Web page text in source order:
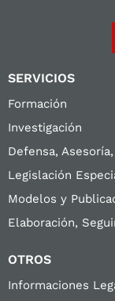
SERVICIOS
Formación
Investigación
Defensa,
Legislación
Modelos y
Elaboración,
OTROS
Informaciones